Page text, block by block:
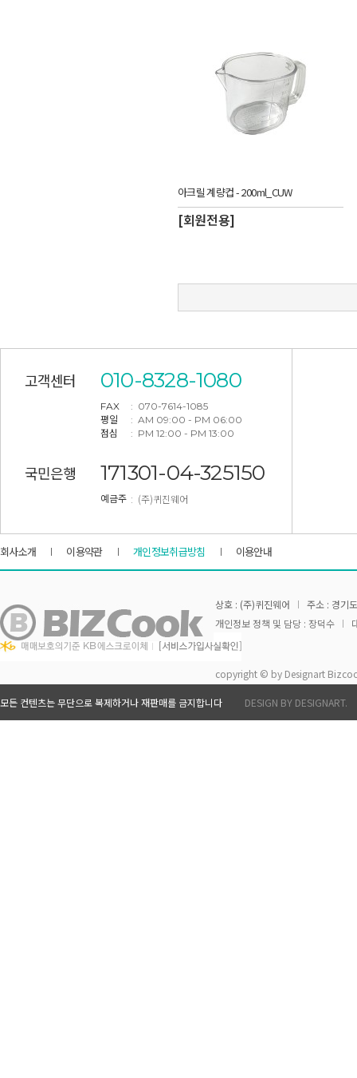
아크릴 계량컵 - 200ml_CUW
[회원전용]
고객센터 010-8328-1080
FAX
: 070-7614-1085
평일
: AM 09:00 - PM 06:00
점심
: PM 12:00 - PM 13:00
국민은행 171301-04-325150
예금주 : (주)퀴진웨어
회사소개 이용약관 개인정보취급방침 이용안내
상호 : (주)퀴진웨어
주소 : 경기
개인정보 정책 및 담당 : 장덕수
copyright © by Designart
모든 컨텐츠는 무단으로 복제하거나 재판매를 금지합니다 DESIGN BY DESIGNART.